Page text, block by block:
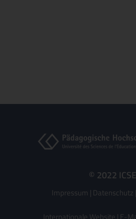
© 2022 ICSE
Impressum | Datenschutz |